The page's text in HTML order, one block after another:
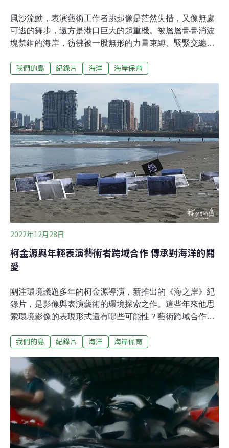
風沙流動，表演藝術工作者跳起像是茫然失措，又像無處
可逃的舞步，遠方是港口巨大的起重機。被層層疊疊消波
塊禁錮的海岸，彷彿被一股無形的力量束縛、緊緊交纏在
示了不可避免的崩毀。這些交錯出現的畫面，構成柯金源
演藝術跨域共創的作品，為何忠實記錄台灣環境將近四十
年的柯導，這次要採取這樣的創作形式？當藝術之海打上
影像之岸，又將迸發出什麼樣的浪花？人劇團成員初次踏
上彰化潮間帶的悸動時間回到2021年9月，一群平均年齡
2、30歲的年輕人，和柯金源導演一起來到彰化縣芳苑鄉
廣闊的泥質灘地，行駛在水中的鐵牛車、現剖的蚵仔，都
讓他們驚呼連連：「爸爸是彰化人，但我從來不知道彰化
有這麼大塊的灘地是在種蚵仔的，看到蚵農、看到人跟海
的關係可以這麼近的一種感動，像我們這種在城市裡生活
的小孩子，真的遺失滿久了。」其中一人如此表
我們的島 紀錄片 海洋 海岸保育
2022年12月28日
柯金源與年輕表演藝術者跨域合作 傳承對海洋的關
愛
關注環境議題多年的柯金源導演，新推出的《海之岸》紀
錄片，是影像與表演藝術的環境探索之作。這些年來他思
索環境影像的表現形式還有哪些可能性？藝術跨域合作的
「人劇團」展開共同創作，帶著他們來到台灣不同海岸，
常騎著機車、背著相機，懷著浪漫創作思緒，在海岸地帶
游走、探索，「紀錄美景」是主要的目的，但被禁限制的
紅線也無所不在，除了海水浴場以外，許多海岸設置了禁
止攝影、描繪地形的告示牌，就算是在一般開放場域拍攝
自然景觀，海防阿兵哥也可能會來盤查「動機」，人們似
乎被阻絕於海岸地帶，這是早期遊歷海岸的記憶。
我們的島 紀錄片 海洋 海岸保育